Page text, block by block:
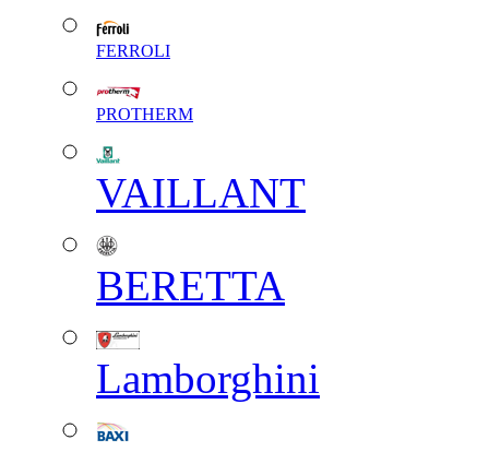
FERROLI
PROTHERM
VAILLANT
BERETTA
Lamborghini